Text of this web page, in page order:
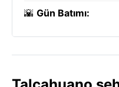
🌇 Gün Batımı: